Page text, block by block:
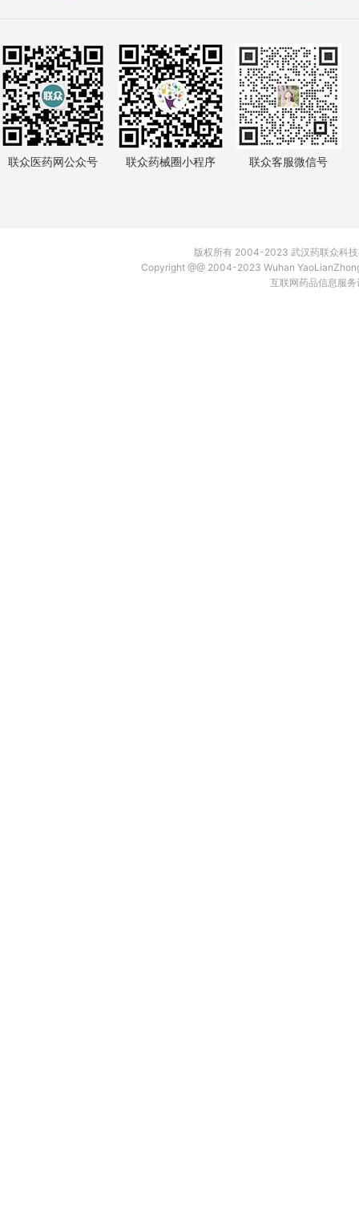
联众医药网公众号 联众药械圈小程序 联众客服微信号
版权所有 2004-2023 武汉药联众科
Copyright @@ 2004-2023 Wuhan
互联网药品信息服